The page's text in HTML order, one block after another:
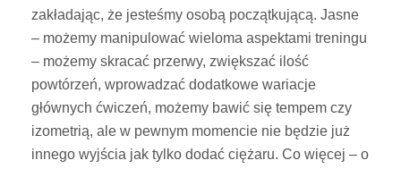
zakładając, że jesteśmy osobą początkującą. Jasne
– możemy manipulować wieloma aspektami treningu
– możemy skracać przerwy, zwiększać ilość
powtórzeń, wprowadzać dodatkowe wariacje
głównych ćwiczeń, możemy bawić się tempem czy
izometrią, ale w pewnym momencie nie będzie już
innego wyjścia jak tylko dodać ciężaru. Co więcej – o